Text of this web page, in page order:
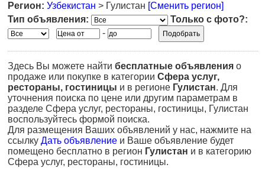
Регион: Узбекистан > Гулистан [Сменить регион]
Тип объявления:
Только с фото?:
-
Здесь Вы можете найти бесплатные объявления о
продаже или покупке в категории Сфера услуг,
рестораны, гостиницы и в регионе Гулистан. Для
уточнения поиска по цене или другим параметрам в
разделе Сфера услуг, рестораны, гостиницы, Гулистан
воспользуйтесь формой поиска.
Для размещения Ваших объявлений у нас, нажмите на
ссылку Дать объявление и Ваше объявление будет
помещено бесплатно в регион Гулистан и в категорию
Сфера услуг, рестораны, гостиницы.